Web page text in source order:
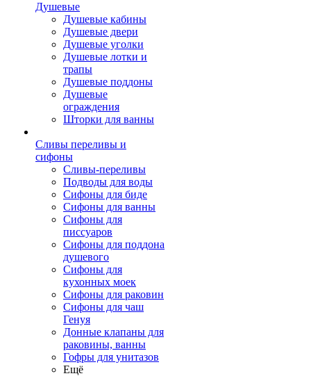
Душевые
Душевые кабины
Душевые двери
Душевые уголки
Душевые лотки и
трапы
Душевые поддоны
Душевые
ограждения
Шторки для ванны
Сливы переливы и
сифоны
Сливы-переливы
Подводы для воды
Сифоны для биде
Сифоны для ванны
Сифоны для
писсуаров
Сифоны для поддона
душевого
Сифоны для
кухонных моек
Сифоны для раковин
Сифоны для чаш
Генуя
Донные клапаны для
раковины, ванны
Гофры для унитазов
Ещё